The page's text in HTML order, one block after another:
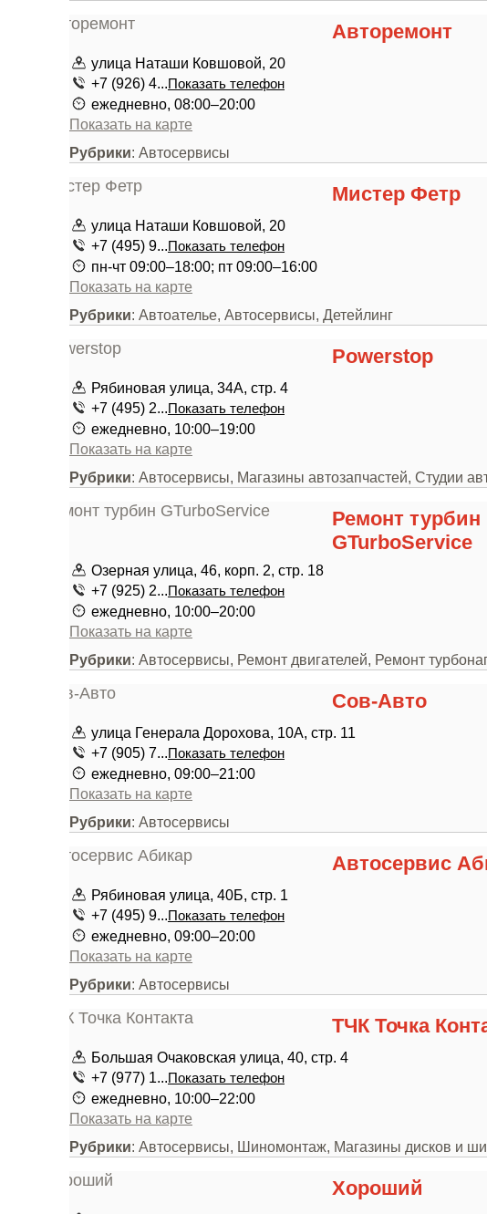
Авторемонт
улица Наташи Ковшовой, 20
+7 (926) 4...Показать телефон
ежедневно, 08:00–20:00
Показать на карте
Рубрики: Автосервисы
Мистер Фетр
улица Наташи Ковшовой, 20
+7 (495) 9...Показать телефон
пн-чт 09:00–18:00; пт 09:00–16:00
Показать на карте
Рубрики: Автоателье, Автосервисы, Детейлинг
Powerstop
Рябиновая улица, 34А, стр. 4
+7 (495) 2...Показать телефон
ежедневно, 10:00–19:00
Показать на карте
Рубрики: Автосервисы, Магазины автозапчастей, Студии
Ремонт турбин
GTurboService
Озерная улица, 46, корп. 2, стр. 18
+7 (925) 2...Показать телефон
ежедневно, 10:00–20:00
Показать на карте
Рубрики: Автосервисы, Ремонт двигателей, Ремонт
Сов-Авто
улица Генерала Дорохова, 10А, стр. 11
+7 (905) 7...Показать телефон
ежедневно, 09:00–21:00
Показать на карте
Рубрики: Автосервисы
Автосервис
Рябиновая улица, 40Б, стр. 1
+7 (495) 9...Показать телефон
ежедневно, 09:00–20:00
Показать на карте
Рубрики: Автосервисы
ТЧК Точка
Большая Очаковская улица, 40, стр. 4
+7 (977) 1...Показать телефон
ежедневно, 10:00–22:00
Показать на карте
Рубрики: Автосервисы, Шиномонтаж, Магазины дисков и
Хороший